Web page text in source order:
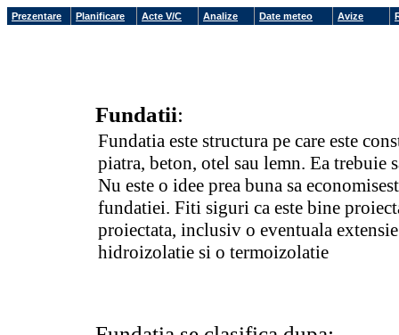
Prezentare Planificare Acte V/C Analize Date meteo Avize
Fundatii:
Fundatia este structura pe care este
piatra, beton, otel sau lemn. Ea trebuie
Nu este o idee prea buna sa
fundatiei. Fiti siguri ca este bine
proiectata, inclusiv o eventuala
hidroizolatie si o termoizolatie